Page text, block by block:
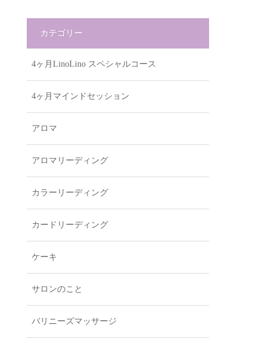
カテゴリー
4ヶ月LinoLino スペシャルコース
4ヶ月マインドセッション
アロマ
アロマリーディング
カラーリーディング
カードリーディング
ケーキ
サロンのこと
バリニーズマッサージ